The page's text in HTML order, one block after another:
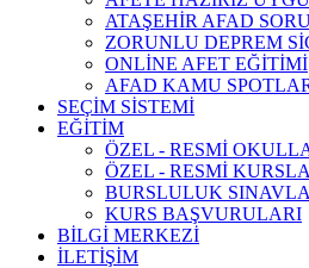
ATAŞEHİR AFAD
ZORUNLU DEPREM
ONLİNE AFET EĞİTİMİ
AFAD KAMU
SEÇİM SİSTEMİ
EĞİTİM
ÖZEL - RESMİ
ÖZEL - RESMİ
BURSLULUK
KURS BAŞVURULARI
BİLGİ MERKEZİ
İLETİŞİM